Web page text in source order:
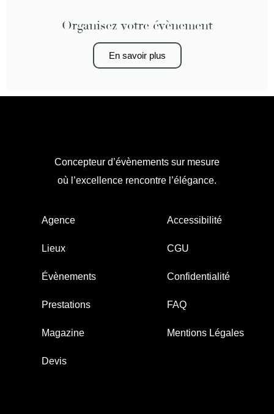
Organisez votre évènement
En savoir plus
Concepteur d’évènements sur mesure
où l’excellence rencontre l’élégance.
Agence
Lieux
Évènements
Prestations
Magazine
Devis
Accessibilité
CGU
Confidentialité
FAQ
Mentions Légales